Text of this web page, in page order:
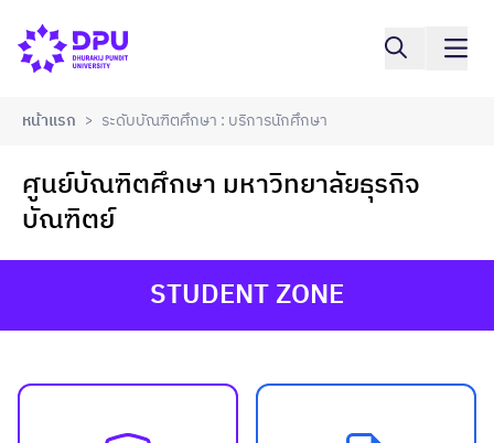
หน้าแรก > ระดับบัณฑิตศึกษา : บริการนักศึกษา
ศูนย์บัณฑิตศึกษา มหาวิทยาลัยธุรกิจ
บัณฑิตย์
STUDENT ZONE